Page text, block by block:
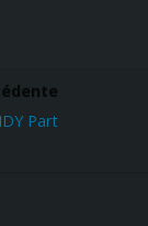
Part